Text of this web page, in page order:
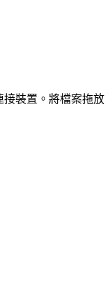
接裝置。將檔案拖放